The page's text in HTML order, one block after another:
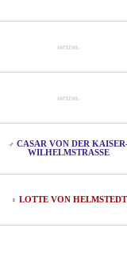
неизв.
неизв.
♂ CASAR VON DER
WILHELMSTRASSE
♀ LOTTE VON HELMSTEDT